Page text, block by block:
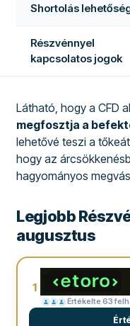
Shortolás
Részvénnyel
kapcsolatos jogok
Látható, hogy a CFD
megfosztja a
lehetővé teszi a
hogy az
hagyományos
Legjobb
augusztus
1
Értékelte 63